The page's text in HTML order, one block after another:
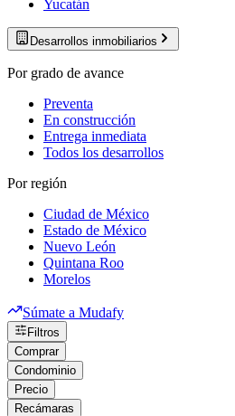
Yucatán
Desarrollos inmobiliarios
Por grado de avance
Preventa
En construcción
Entrega inmediata
Todos los desarrollos
Por región
Ciudad de México
Estado de México
Nuevo León
Quintana Roo
Morelos
Súmate a Mudafy
Filtros
Comprar
Condominio
Precio
Recámaras